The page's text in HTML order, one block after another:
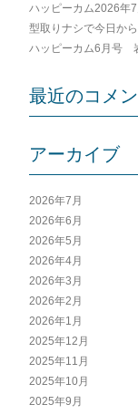
ハッピーカム2026年
型取りナシで今日か
ハッピーカム6月号
最近のコメン
アーカイブ
2026年7月
2026年6月
2026年5月
2026年4月
2026年3月
2026年2月
2026年1月
2025年12月
2025年11月
2025年10月
2025年9月